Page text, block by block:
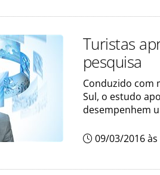
Turistas
pesquisa
Conduzido com
Sul, o estudo
desempenhem
09/03/2016 às